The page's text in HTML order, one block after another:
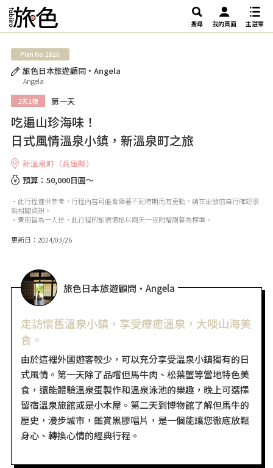
搜尋 我的頁面 主選單
Plan No.2820
旅色日本旅遊顧問・Angela
Angela
2天1夜 第一天
吃遍山珍海味！
日式風情溫泉小鎮，新溫泉町之旅
新溫泉町（兵庫縣）
預算：50,000日圓～
・此行程僅供參考，行程內容可能會隨著不同時期而有更動，請在出發前自行確認景
點相關資訊。
・費用皆為一人份，此行程的旅宿價格以兩天一夜附贈兩餐為標準。
更新日：2024/03/26
旅色日本旅遊顧問・Angela
走訪懷舊溫泉小鎮，享受療癒溫泉，大啖山海美
食。
由於這裡外國遊客較少，可以充分享受溫泉小鎮獨有的日
式風情。第一天除了品嚐但馬牛肉、松葉蟹等當地特色美
食，還能體驗溫泉蛋製作和溫泉泳池的樂趣，晚上可選擇
留宿溫泉旅館或是小木屋。第二天到博物館了解但馬牛的
歷史，漫步城市，鑑賞黑膠唱片，是一個能讓您徹底放鬆
身心、轉換心情的經典行程。